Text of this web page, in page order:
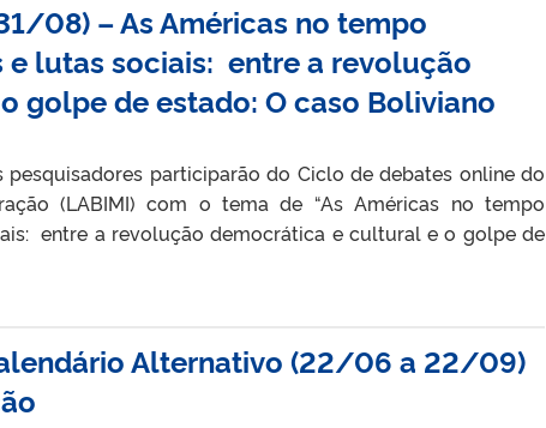
08) – As Américas no tempo
lutas sociais: entre a revolução
golpe de estado: O caso Boliviano
pesquisadores participarão do Ciclo de debates online do
(LABIMI) com o tema de “As Américas no tempo
entre a revolução democrática e cultural e o golpe de
Alternativo (22/06 a 22/09)